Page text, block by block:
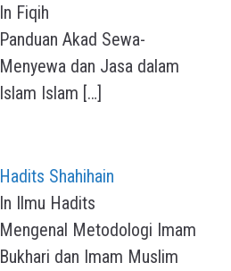
In Fiqih
Panduan Akad Sewa-
Menyewa dan Jasa dalam
Islam Islam […]
Hadits Shahihain
In Ilmu Hadits
Mengenal Metodologi Imam
Bukhari dan Imam Muslim